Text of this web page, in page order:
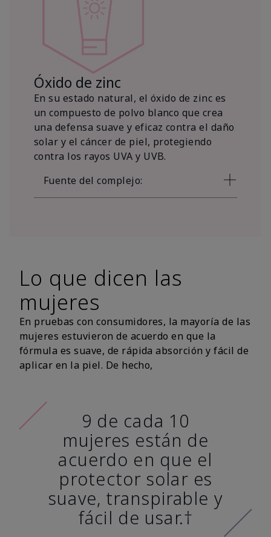
Óxido de zinc
En su estado natural, el óxido de zinc es
un compuesto de polvo blanco que crea
una defensa suave y eficaz contra el daño
solar y el cáncer de piel, protegiendo
contra los rayos UVA y UVB.
Fuente del complejo:
Lo que dicen las
mujeres
En pruebas con consumidores, la mayoría de las
mujeres estuvieron de acuerdo en que la
fórmula es suave, de rápida absorción y fácil de
aplicar en la piel. De hecho,
9 de cada 10
mujeres están de
acuerdo en que el
protector solar es
suave, transpirable y
fácil de usar.†